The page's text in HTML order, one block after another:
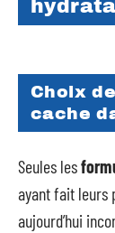
Choix
cache
Seules les
ayant fait leurs
aujourd’hui